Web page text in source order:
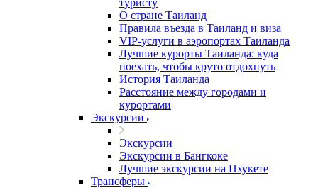
туристу
О стране Таиланд
Правила въезда в Таиланд и виза
VIP-услуги в аэропортах Таиланда
Лучшие курорты Таиланда: куда
поехать, чтобы круто отдохнуть
История Таиланда
Расстояние между городами и
курортами
Экскурсии
Экскурсии
Экскурсии в Бангкоке
Лучшие экскурсии на Пхукете
Трансферы